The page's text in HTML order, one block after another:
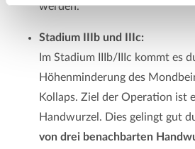
werden.
Stadium IIIb und IIIc:
Im Stadium IIIb/IIIc kommt es
Höhenminderung des
Kollaps. Ziel der Operation ist
Handwurzel. Dies gelingt gut
von drei benachbarten